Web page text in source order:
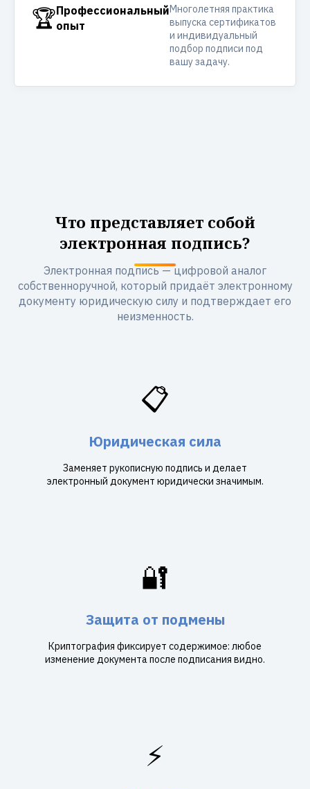
🏆Профессиональный
опыт
Многолетняя практика
выпуска сертификатов
и индивидуальный
подбор подписи под
вашу задачу.
Что представляет собой
электронная подпись?
Электронная подпись — цифровой аналог
собственноручной, который придаёт электронному
документу юридическую силу и подтверждает его
неизменность.
📋
Юридическая сила
Заменяет рукописную подпись и делает
электронный документ юридически значимым.
🔐
Защита от подмены
Криптография фиксирует содержимое: любое
изменение документа после подписания видно.
⚡